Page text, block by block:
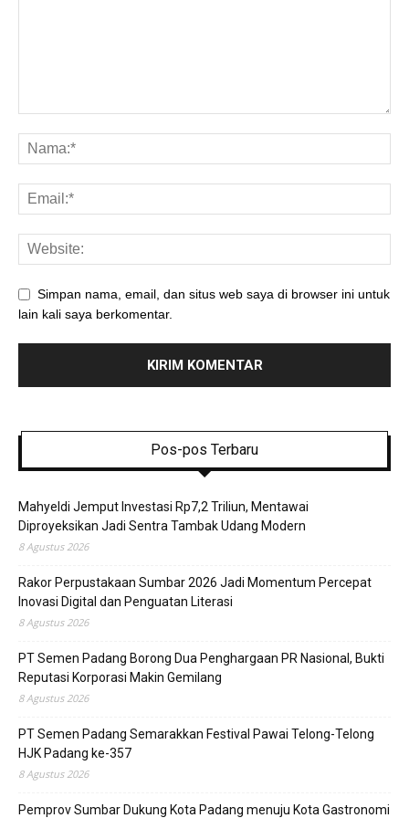
Simpan nama, email, dan situs web saya di browser ini untuk
lain kali saya berkomentar.
Pos-pos Terbaru
Mahyeldi Jemput Investasi Rp7,2 Triliun, Mentawai
Diproyeksikan Jadi Sentra Tambak Udang Modern
8 Agustus 2026
Rakor Perpustakaan Sumbar 2026 Jadi Momentum Percepat
Inovasi Digital dan Penguatan Literasi
8 Agustus 2026
PT Semen Padang Borong Dua Penghargaan PR Nasional, Bukti
Reputasi Korporasi Makin Gemilang
8 Agustus 2026
PT Semen Padang Semarakkan Festival Pawai Telong-Telong
HJK Padang ke-357
8 Agustus 2026
Pemprov Sumbar Dukung Kota Padang menuju Kota Gastronomi